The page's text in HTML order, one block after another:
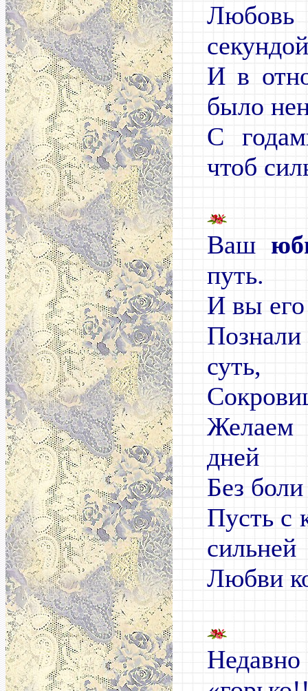
И в
было
С
чтоб
Ваш
путь.
И вы
суть,
Желаем
дней
Без
Пусть с
сильней
Любви